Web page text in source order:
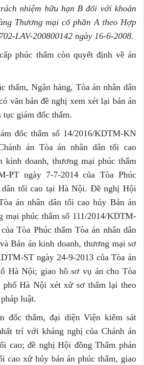
nhiệm hữu hạn B đối với khoản
Thương mại cổphần A theo Hợp
702-LAV-200800142 ngày 16-6-2008.
phúc thẩm còn quyết định về án
thẩm, Ngân hàng, Tòa án nhân dân
văn bản đề nghị xem xét lại bản án
tục giám đốc thẩm.
đốc thẩm số 14/2016/KDTM-KN
án Tòa án nhân dân tối cao
kinh doanh, thương mại phúc thẩm
PT ngày 7-7-2014 của Tòa Phúc
dân tối cao tại Hà Nội. Đề nghị Hội
án nhân dân tối cao hủy Bản án
mại phúc thẩm số 111/2014/KDTM-
Tòa Phúc thẩm Tòa án nhân dân
Bản án kinh doanh, thương mại sơ
ST ngày 24-9-2013 của Tòa án
Hà Nội; giao hồ sơ vụ án cho Tòa
phố Hà Nội xét xử sơ thẩm lại theo
luật.
đốc thẩm, đại diện Viện kiểm sát
trí với kháng nghị của Chánh án
cao; đề nghị Hội đồng Thẩm phán
cao xử hủy bản án phúc thẩm, giao